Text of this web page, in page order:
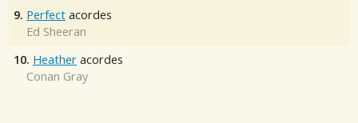
9. Perfect acordes
Ed Sheeran
10. Heather acordes
Conan Gray